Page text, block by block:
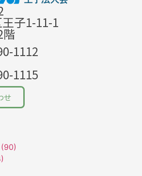
子1-11-1
階
1112
1115
せ